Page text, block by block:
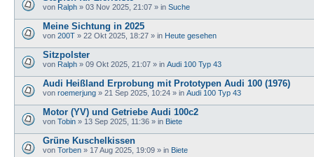
von Ralph » 03 Nov 2025, 21:07 » in Suche
Meine Sichtung in 2025
von 200T » 22 Okt 2025, 18:27 » in Heute gesehen
Sitzpolster
von Ralph » 09 Okt 2025, 21:07 » in Audi 100 Typ 43
Audi Heißland Erprobung mit Prototypen Audi 100 (1976)
von roemerjung » 21 Sep 2025, 10:24 » in Audi 100 Typ 43
Motor (YV) und Getriebe Audi 100c2
von Tobin » 13 Sep 2025, 11:36 » in Biete
Grüne Kuschelkissen
von Torben » 17 Aug 2025, 19:09 » in Biete